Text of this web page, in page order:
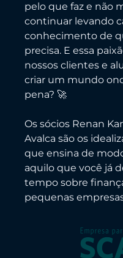
pelo que faz e não
continuar levando
conhecimento de
precisa. E essa
nossos clientes e
criar um mundo
pena? 🚀
Os sócios Renan
Avalca são os
que ensina de
aquilo que você já
tempo sobre
pequenas